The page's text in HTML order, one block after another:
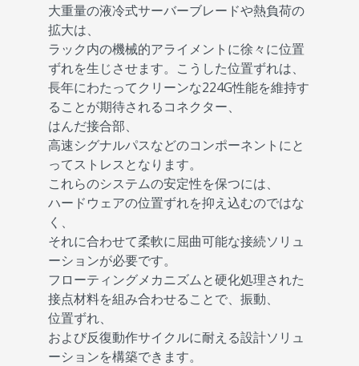
大重量の液冷式サーバーブレードや熱負荷の
拡大は、
ラック内の機械的アライメントに徐々に位置
ずれを生じさせます。こうした位置ずれは、
長年にわたってクリーンな224G性能を維持す
ることが期待されるコネクター、
はんだ接合部、
高速シグナルパスなどのコンポーネントにと
ってストレスとなります。
これらのシステムの安定性を保つには、
ハードウェアの位置ずれを抑え込むのではな
く、
それに合わせて柔軟に屈曲可能な接続ソリュ
ーションが必要です。
フローティングメカニズムと硬化処理された
接点材料を組み合わせることで、振動、
位置ずれ、
および反復動作サイクルに耐える設計ソリュ
ーションを構築できます。